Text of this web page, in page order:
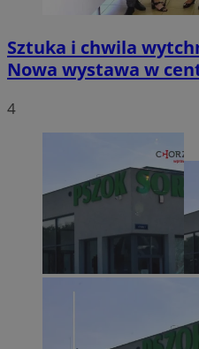
Sztuka i chwila
Nowa wystawa w
4